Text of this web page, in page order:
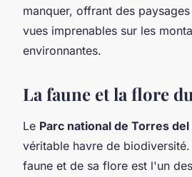
manquer, offrant des
vues imprenables sur les
environnantes.
La faune et la flore
Le Parc national de Torres del
véritable havre de
faune et de sa flore est l'un